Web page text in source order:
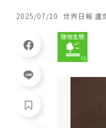
2025/07/10 世界日報 盧